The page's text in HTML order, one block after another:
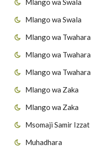
Mlango wa Swala
Mlango wa Swala
Mlango wa Twahara
Mlango wa Twahara
Mlango wa Twahara
Mlango wa Zaka
Mlango wa Zaka
Msomaji Samir Izzat
Muhadhara